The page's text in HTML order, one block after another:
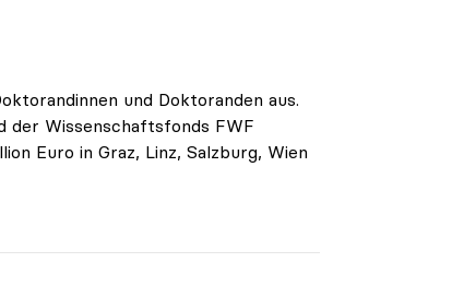
und Doktoranden aus.
der Wissenschaftsfonds FWF
Euro in Graz, Linz, Salzburg, Wien